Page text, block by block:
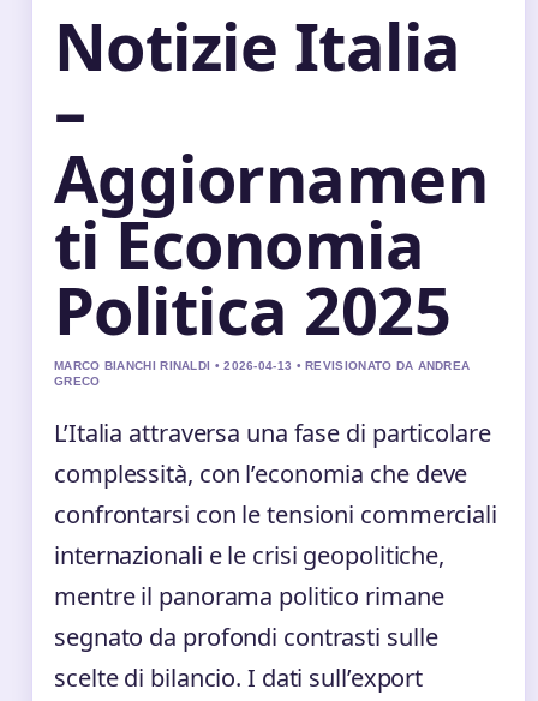
Notizie Italia
–
Aggiornamen
ti Economia
Politica 2025
MARCO BIANCHI RINALDI • 2026-04-13 • REVISIONATO DA ANDREA
GRECO
L’Italia attraversa una fase di particolare
complessità, con l’economia che deve
confrontarsi con le tensioni commerciali
internazionali e le crisi geopolitiche,
mentre il panorama politico rimane
segnato da profondi contrasti sulle
scelte di bilancio. I dati sull’export